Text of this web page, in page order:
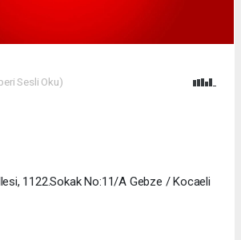
Sesli Oku)
1122.Sokak No:11/A Gebze / Kocaeli